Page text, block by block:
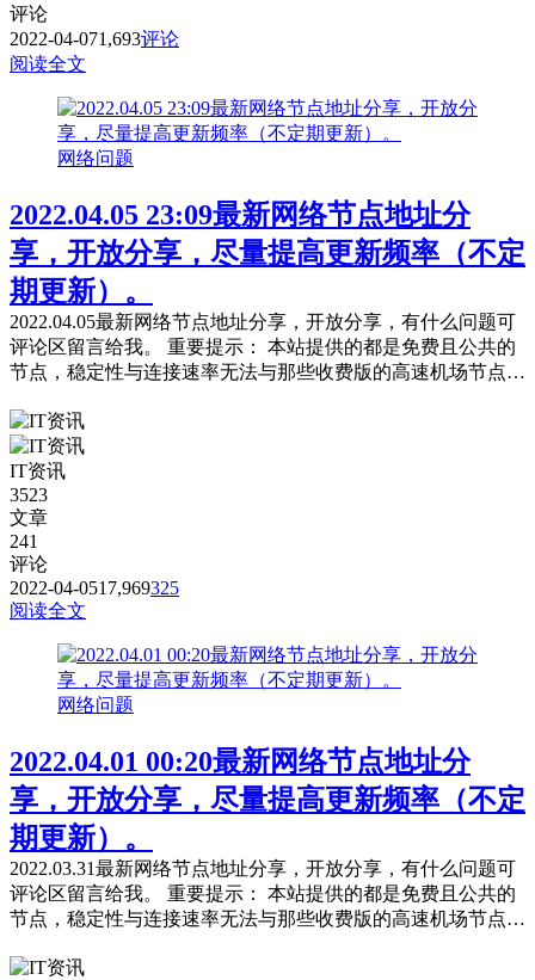
评论
2022-04-071,693评论
阅读全文
网络问题
2022.04.05 23:09最新网络节点地址分
享，开放分享，尽量提高更新频率（不定
期更新）。
2022.04.05最新网络节点地址分享，开放分享，有什么问题可
评论区留言给我。 重要提示： 本站提供的都是免费且公共的
节点，稳定性与连接速率无法与那些收费版的高速机场节点相
你自己的网络环境（本地连接当中的DNS，手动配置一下：4
个114，4个1，4.4.8.8，8.8.8.8或是其它公共的DNS。） 第
二：免费公共的节点，用的人太多，稳定性...
IT资讯
3523
文章
241
评论
2022-04-0517,969325
阅读全文
网络问题
2022.04.01 00:20最新网络节点地址分
享，开放分享，尽量提高更新频率（不定
期更新）。
2022.03.31最新网络节点地址分享，开放分享，有什么问题可
评论区留言给我。 重要提示： 本站提供的都是免费且公共的
节点，稳定性与连接速率无法与那些收费版的高速机场节点相
你自己的网络环境（本地连接当中的DNS，手动配置一下：4